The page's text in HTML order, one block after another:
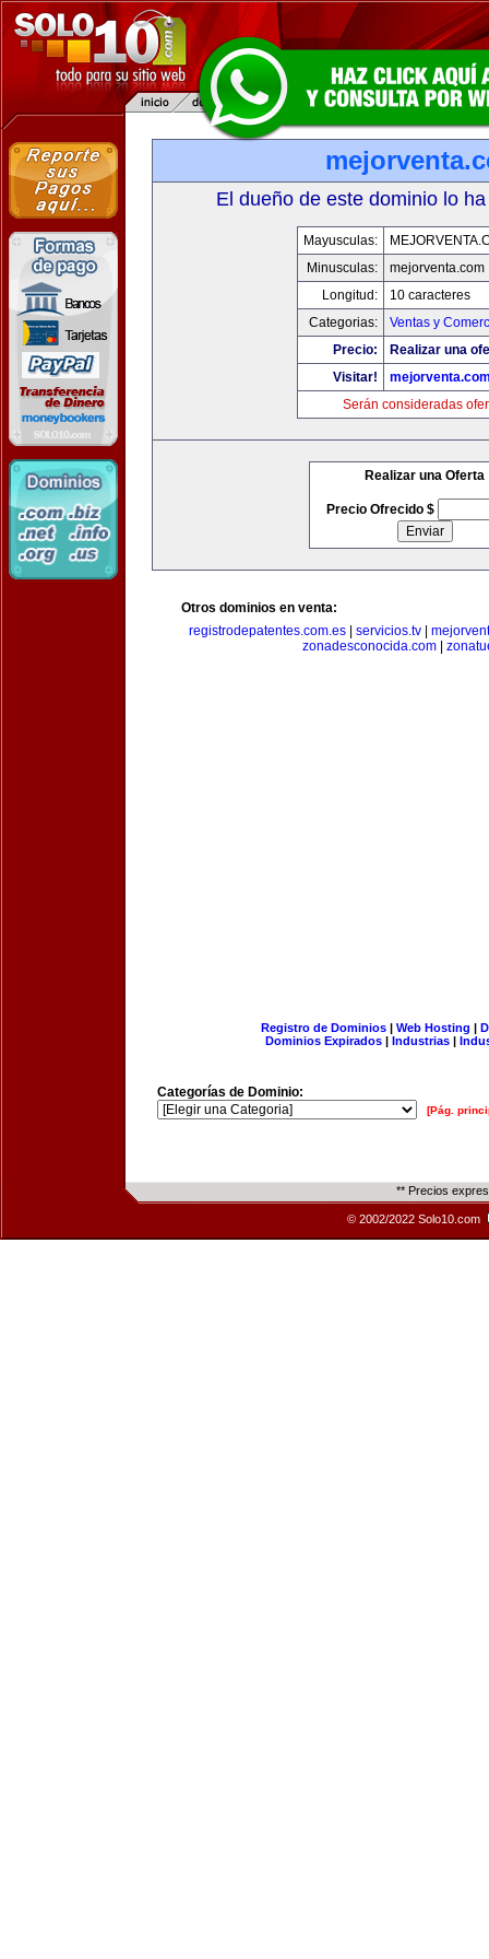
El dueño de este dominio lo
Mayusculas:
Minusculas:
mejorventa.com
Longitud:
10 caracteres
Categorias:
Ventas y
Precio:
Realizar una
Visitar!
Serán consideradas
Realizar una Oferta
Precio Ofrecido $
Otros dominios en venta:
registrodepatentes.com.es
servicios.tv
zonadesconocida.com|
Registro de Dominios| Web Hosting |
Dominios Expirados | Industrias |
Categorías de Dominio:
[Pág.
** Precios
© 2002/2022 Solo10.com